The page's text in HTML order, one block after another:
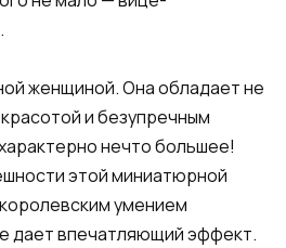
женщиной. Она обладает не
и безупречным
нечто большее!
этой миниатюрной
умением
дает впечатляющий эффект.